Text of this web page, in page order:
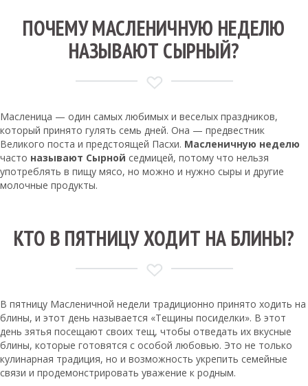
ПОЧЕМУ МАСЛЕНИЧНУЮ НЕДЕЛЮ
НАЗЫВАЮТ СЫРНЫЙ?
Масленица — один самых любимых и веселых праздников,
который принято гулять семь дней. Она — предвестник
Великого поста и предстоящей Пасхи. Масленичную неделю
часто называют Сырной седмицей, потому что нельзя
употреблять в пищу мясо, но можно и нужно сыры и другие
молочные продукты.
КТО В ПЯТНИЦУ ХОДИТ НА БЛИНЫ?
В пятницу Масленичной недели традиционно принято ходить на
блины, и этот день называется «Тещины посиделки». В этот
день зятья посещают своих тещ, чтобы отведать их вкусные
блины, которые готовятся с особой любовью. Это не только
кулинарная традиция, но и возможность укрепить семейные
связи и продемонстрировать уважение к родным.